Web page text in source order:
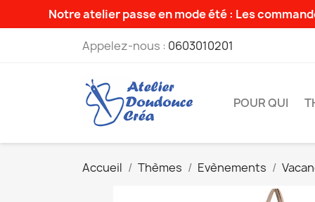
Notre atelier passe en mode été : Les
Appelez-nous : 0603010201
POUR QUI
Accueil Thèmes Evènements